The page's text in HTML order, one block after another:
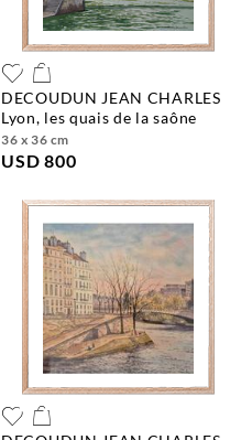
DECOUDUN JEAN CHARLES
lyon, les quais de la saône
36 x 36 cm
USD 800